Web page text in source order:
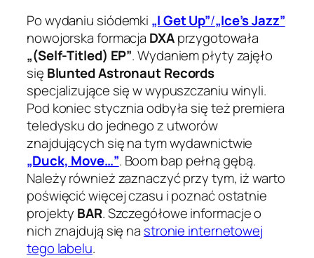
Po wydaniu siódemki „I Get Up”/„Ice’s Jazz”
nowojorska formacja DXAprzygotowała
„(Self-Titled) EP”. Wydaniem płyty zajęło
się Blunted Astronaut Records
specjalizujące się w wypuszczaniu winyli.
Pod koniec stycznia odbyła się też premiera
teledysku do jednego z utworów
znajdujących się na tym wydawnictwie
„Duck, Move…”. Boom bap pełną gębą.
Należy również zaznaczyć przy tym, iż warto
poświęcić więcej czasu i poznać ostatnie
projekty BAR. Szczegółowe informacje o
nich znajdują się na stronie internetowej
tego labelu.